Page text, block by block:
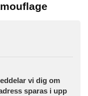
vi dig om
sparas i upp